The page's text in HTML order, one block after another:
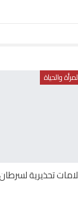
والحياة
تحذيرية